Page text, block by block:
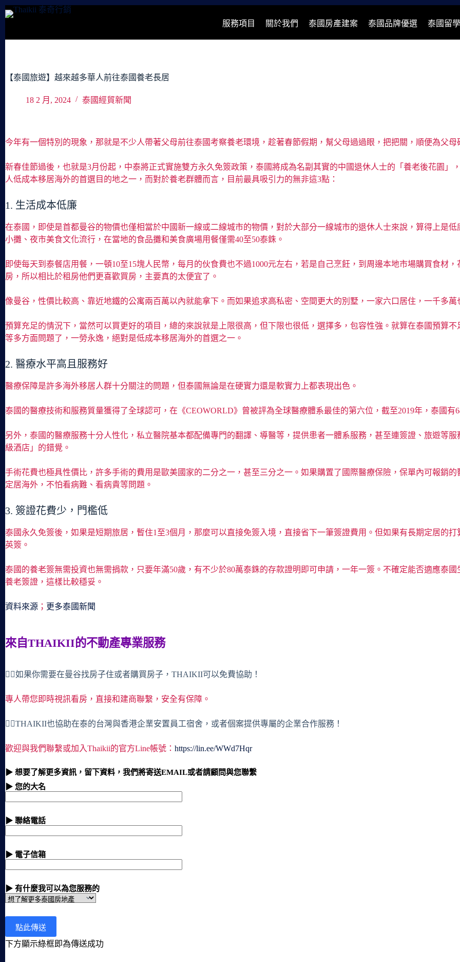
跳
容
服務項目 關於我們 泰國房產建案 泰國品牌優選 泰國留
【泰國旅遊】越來越多華人前往泰國養老長居
18 2 月, 2024 泰國經貿新聞
今年有一個特別的現象，那就是不少人帶著父母前往泰國考察養老環境，趁著春節假期，幫父母過過眼，把把關，順便為父
新春佳節過後，也就是3月份起，中泰將正式實施雙方永久免簽政策，泰國將成為名副其實的中國退休人士的「養老後花園」
人低成本移居海外的首選目的地之一，而對於養老群體而言，目前最具吸引力的無非這3點：
1. 生活成本低廉
在泰國，即使是首都曼谷的物價也僅相當於中國新一線或二線城市的物價，對於大部分一線城市的退休人士來說，算得上是
小攤、夜市美食文化流行，在當地的食品攤和美食廣場用餐僅需40至50泰銖。
即使每天到泰餐店用餐，一頓10至15塊人民幣，每月的伙食費也不過1000元左右，若是自己烹飪，到周邊本地市場購買食材
房，所以相比於租房他們更喜歡買房，主要真的太便宜了。
像曼谷，性價比較高、靠近地鐵的公寓兩百萬以內就能拿下。而如果追求高私密、空間更大的別墅，一家六口居住，一千多
預算充足的情況下，當然可以買更好的項目，總的來說就是上限很高，但下限也很低，選擇多，包容性強。就算在泰國預算
等多方面問題了，一勞永逸，絕對是低成本移居海外的首選之一。
2. 醫療水平高且服務好
醫療保障是許多海外移居人群十分關注的問題，但泰國無論是在硬實力還是軟實力上都表現出色。
泰國的醫療技術和服務質量獲得了全球認可，在《CEOWORLD》曾被評為全球醫療體系最佳的第六位，截至2019年，泰國
另外，泰國的醫療服務十分人性化，私立醫院基本都配備專門的翻譯、導醫等，提供患者一體系服務，甚至連簽證、旅遊等
級酒店」的錯覺。
手術花費也極具性價比，許多手術的費用是歐美國家的二分之一，甚至三分之一。如果購置了國際醫療保險，保單內可報銷
定居海外，不怕看病難、看病貴等問題。
3. 簽證花費少，門檻低
泰國永久免簽後，如果是短期旅居，暫住1至3個月，那麼可以直接免簽入境，直接省下一筆簽證費用。但如果有長期定居的
英簽。
泰國的養老簽無需投資也無需捐款，只要年滿50歲，有不少於80萬泰銖的存款證明即可申請，一年一簽。不確定能否適應泰
養老簽證，這樣比較穩妥。
資料來源 ； 更多泰國新聞
來自THAIKII的不動產專業服務
🙋‍♀️如果你需要在曼谷找房子住或者購買房子，THAIKII可以免費協助！
專人帶您即時視訊看房，直接和建商聯繫，安全有保障。
🙋‍♀️THAIKII也協助在泰的台灣與香港企業安置員工宿舍，或者個案提供專屬的企業合作服務！
歡迎與我們聯繫或加入Thaikii的官方Line帳號： https://lin.ee/WWd7Hqr
▶ 想要了解更多資訊，留下資料，我們將寄送EMAIL或者請顧問與您聯繫
▶ 您的大名
▶ 聯絡電話
▶ 電子信箱
▶ 有什麼我可以為您服務的
下方顯示綠框即為傳送成功